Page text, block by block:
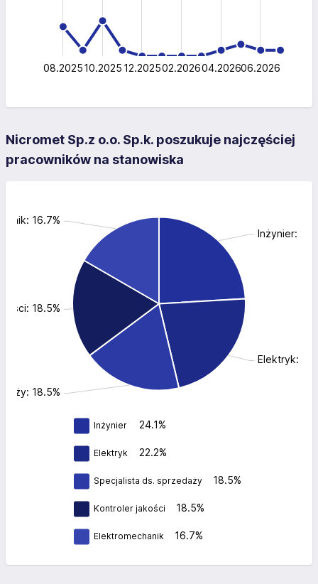
L
08.202510.2025 12.202502.202604.202606.2026
Nicromet Sp.z o.o. Sp.k. poszukuje najczęściej
pracowników na stanowiska
Inżynier:
Elektryk:
18.5%
18.5%
16.7%
Inżynier 24.1%
Elektryk 22.2%
Specjalista ds. sprzedaży 18.5%
Kontroler jakości 18.5%
Elektromechanik 16.7%